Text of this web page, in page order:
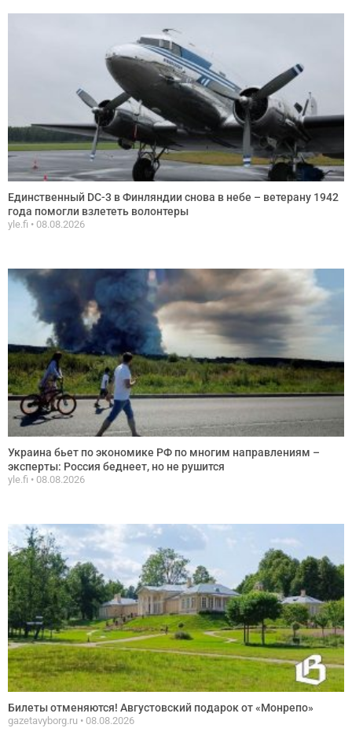
Единственный DC-3 в Финляндии снова в небе – ветерану 1942
года помогли взлететь волонтеры
yle.fi 08.08.2026
Украина бьет по экономике РФ по многим направлениям –
эксперты: Россия беднеет, но не рушится
yle.fi 08.08.2026
Билеты отменяются! Августовский подарок от «Монрепо»
gazetavyborg.ru 08.08.2026